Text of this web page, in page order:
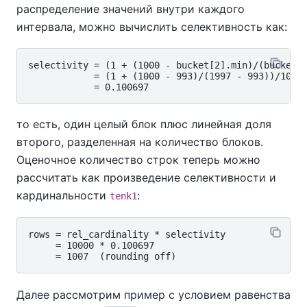
распределение значений внутри каждого
интервала, можно вычислить селективность как:
selectivity = (1 + (1000 - bucket[2].min)/
            = (1 + (1000 - 993)/(1997 - 993))/10
то есть, один целый блок плюс линейная доля
второго, разделенная на количество блоков.
Оценочное количество строк теперь можно
рассчитать как произведение селективности и
кардинальности tenk1:
rows = rel_cardinality * selectivity
     = 10000 * 0.100697
Далее рассмотрим пример с условием равенства